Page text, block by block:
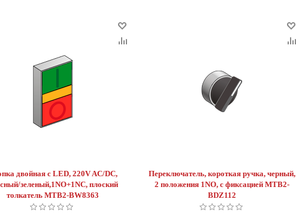
двойная с LED, 220V AC/DC,
зеленый,1NO+1NC, плоский
толкатель MTB2-BW8363
Переключатель, короткая ручка, черный,
2 положения 1NO, с фиксацией MTB2-
BDZ112